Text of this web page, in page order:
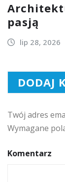
pasją
lip 28, 2026
DODAJ
Twój adres
Wymagane
Komentarz